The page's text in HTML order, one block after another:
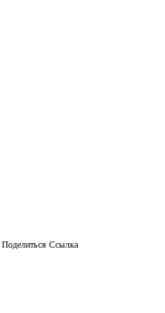
Поделиться Ссылка